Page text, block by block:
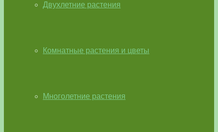
Двухлетние растения
Комнатные растения и цветы
Многолетние растения